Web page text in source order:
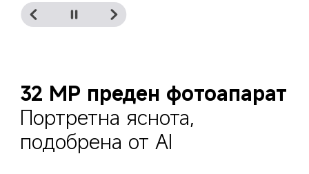
32 MP преден фотоапарат
Портретна яснота,
подобрена от AI